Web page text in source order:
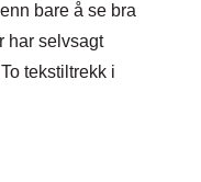
bare å se bra
har selvsagt
tekstiltrekk i